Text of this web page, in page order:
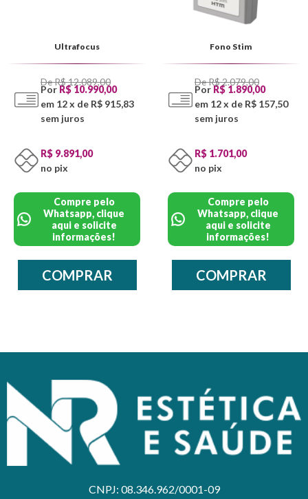
Ultrafocus
De R$ 12.089,00
PorR$ 10.990,00
em 12 x de R$ 915,83
sem juros
R$ 9.891,00
no pix
Compre pelo
Whatsapp, clique
aqui e solicite
informações!
COMPRAR
Fono Stim
De R$ 2.079,00
PorR$ 1.890,00
em 12 x de R$ 157,50
sem juros
R$ 1.701,00
no pix
Compre pelo
Whatsapp, clique
aqui e solicite
informações!
COMPRAR
CNPJ: 08.346.962/0001-09